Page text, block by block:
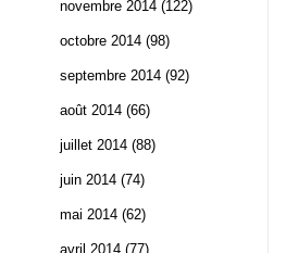
novembre 2014 (122)
octobre 2014 (98)
septembre 2014 (92)
août 2014 (66)
juillet 2014 (88)
juin 2014 (74)
mai 2014 (62)
avril 2014 (77)